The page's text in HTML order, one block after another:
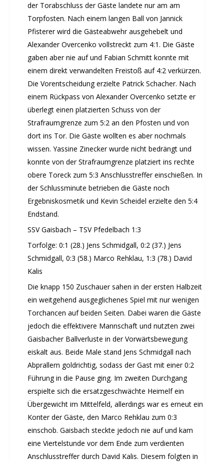
der Torabschluss der Gäste landete nur am am
Torpfosten. Nach einem langen Ball von Jannick
Pfisterer wird die Gästeabwehr ausgehebelt und
Alexander Overcenko vollstreckt zum 4:1. Die Gäste
gaben aber nie auf und Fabian Schmitt konnte mit
einem direkt verwandelten Freistoß auf 4:2 verkürzen.
Die Vorentscheidung erzielte Patrick Schacher. Nach
einem Rückpass von Alexander Overcenko setzte er
überlegt einen platzierten Schuss von der
Strafraumgrenze zum 5:2 an den Pfosten und von
dort ins Tor. Die Gäste wollten es aber nochmals
wissen. Yassine Zinecker wurde nicht bedrängt und
konnte von der Strafraumgrenze platziert ins rechte
obere Toreck zum 5:3 Anschlusstreffer einschießen. In
der Schlussminute betrieben die Gäste noch
Ergebniskosmetik und Kevin Scheidel erzielte den 5:4
Endstand.
SSV Gaisbach – TSV Pfedelbach 1:3
Torfolge: 0:1 (28.) Jens Schmidgall, 0:2 (37.) Jens
Schmidgall, 0:3 (58.) Marco Rehklau, 1:3 (78.) David
Kalis
Die knapp 150 Zuschauer sahen in der ersten Halbzeit
ein weitgehend ausgeglichenes Spiel mit nur wenigen
Torchancen auf beiden Seiten. Dabei waren die Gäste
jedoch die effektivere Mannschaft und nutzten zwei
Gaisbacher Ballverluste in der Vorwärtsbewegung
eiskalt aus. Beide Male stand Jens Schmidgall nach
Abprallern goldrichtig, sodass der Gast mit einer 0:2
Führung in die Pause ging. Im zweiten Durchgang
erspielte sich die ersatzgeschwächte Heimelf ein
Übergewicht im Mittelfeld, allerdings war es erneut ein
Konter der Gäste, den Marco Rehklau zum 0:3
einschob. Gaisbach steckte jedoch nie auf und kam
eine Viertelstunde vor dem Ende zum verdienten
Anschlusstreffer durch David Kalis. Diesem folgten in